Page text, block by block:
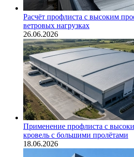
Расчёт профлиста с высоким
ветровых нагрузках
26.06.2026
Применение профлиста с
кровель с большими пролётами
18.06.2026